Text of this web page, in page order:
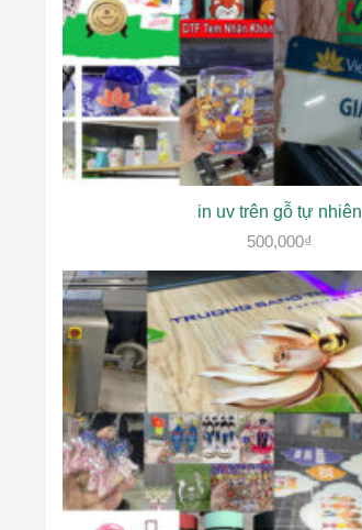
in uv trên gỗ tự nhiên
500,000₫